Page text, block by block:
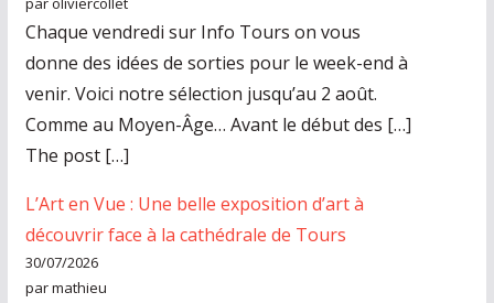
Chaque vendredi sur Info Tours on vous
donne des idées de sorties pour le week-end à
venir. Voici notre sélection jusqu’au 2 août.
Comme au Moyen-Âge… Avant le début des […]
The post […]
L’Art en Vue : Une belle exposition d’art à
découvrir face à la cathédrale de Tours
30/07/2026
par mathieu